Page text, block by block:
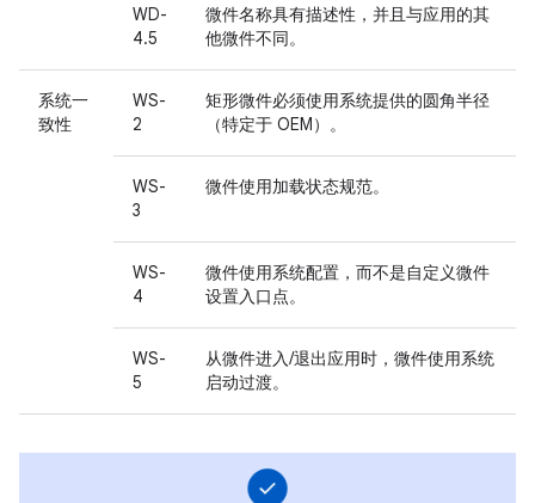
WD-
4.5
微件名称具有描述性，并且与应用的其
他微件不同。
系统一
致性
WS-
2
矩形微件必须使用系统提供的圆角半径
（特定于 OEM）。
WS-
3
微件使用加载状态规范。
WS-
4
微件使用系统配置，而不是自定义微件
设置入口点。
WS-
5
从微件进入/退出应用时，微件使用系统
启动过渡。